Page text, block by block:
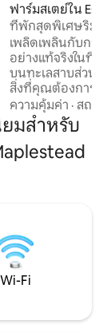
จาก 5, 189 รีวิว
ฟาร์มสเตย์ใน
ที่พักสุดพิเศษริมท
เพลิดเพลินกับการ
อย่างแท้จริงในที่
บนทะเลสาบส่วน
สิ่งที่คุณต้องการเ
ผ่อนอย่างมีความ
รับรางวัลเช่น The
กี่นาที โปรดทราบว่า: 1. เรากำหนดให้เข้าพัก
อย่างน้อย 2 คืน 2.
ต่ำกว่า 6 เดือนเท่
ความคุ้มค่า · สถาน
มสำหรับ
Wi-Fi